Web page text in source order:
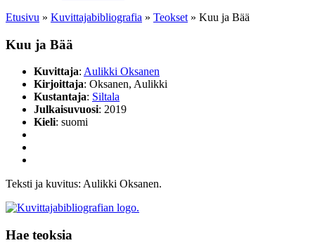
Etusivu » Kuvittaja­bibliografia » Teokset » Kuu ja Bää
Kuu ja Bää
Kuvittaja: Aulikki Oksanen
Kirjoittaja: Oksanen, Aulikki
Kustantaja: Siltala
Julkaisuvuosi: 2019
Kieli: suomi
Teksti ja kuvitus: Aulikki Oksanen.
Hae teoksia